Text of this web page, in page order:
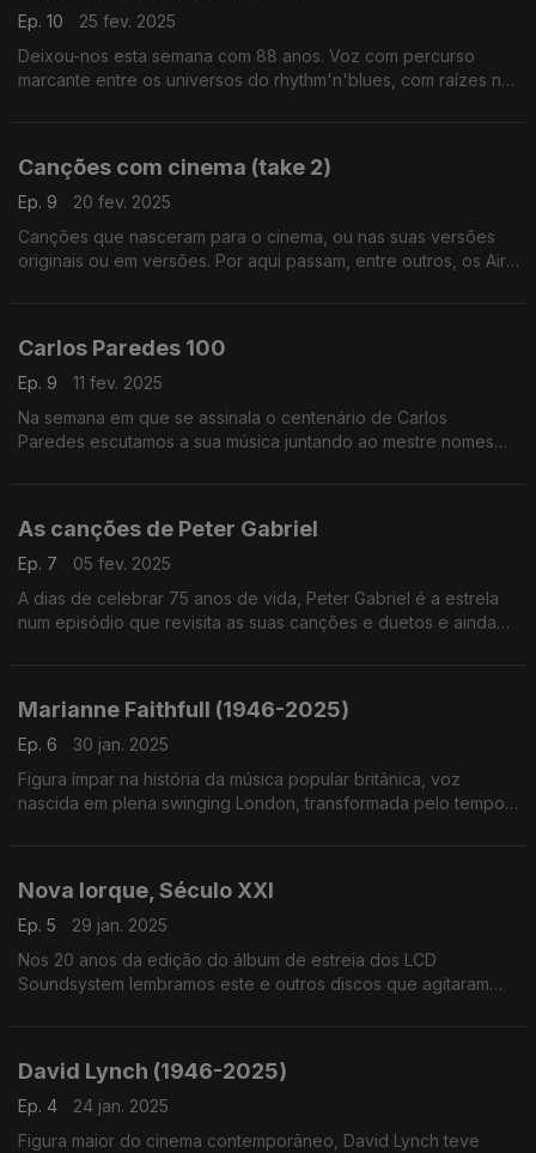
Ep. 10
25 fev. 2025
Deixou-nos esta semana com 88 anos. Voz com percurso
marcante entre os universos do rhythm'n'blues, com raízes no
Canções com cinema (take 2)
Ep. 9
20 fev. 2025
Canções que nasceram para o cinema, ou nas suas versões
originais ou em versões. Por aqui passam, entre outros, os Air,
Carlos Paredes 100
Ep. 9
11 fev. 2025
Na semana em que se assinala o centenário de Carlos
Paredes escutamos a sua música juntando ao mestre nomes
As canções de Peter Gabriel
Ep. 7
05 fev. 2025
A dias de celebrar 75 anos de vida, Peter Gabriel é a estrela
num episódio que revisita as suas canções e duetos e ainda
Marianne Faithfull (1946-2025)
Ep. 6
30 jan. 2025
Figura ímpar na história da música popular britânica, voz
nascida em plena swinging London, transformada pelo tempo
Nova Iorque, Século XXI
Ep. 5
29 jan. 2025
Nos 20 anos da edição do álbum de estreia dos LCD
Soundsystem lembramos este e outros discos que agitaram
David Lynch (1946-2025)
Ep. 4
24 jan. 2025
Figura maior do cinema contemporâneo, David Lynch teve